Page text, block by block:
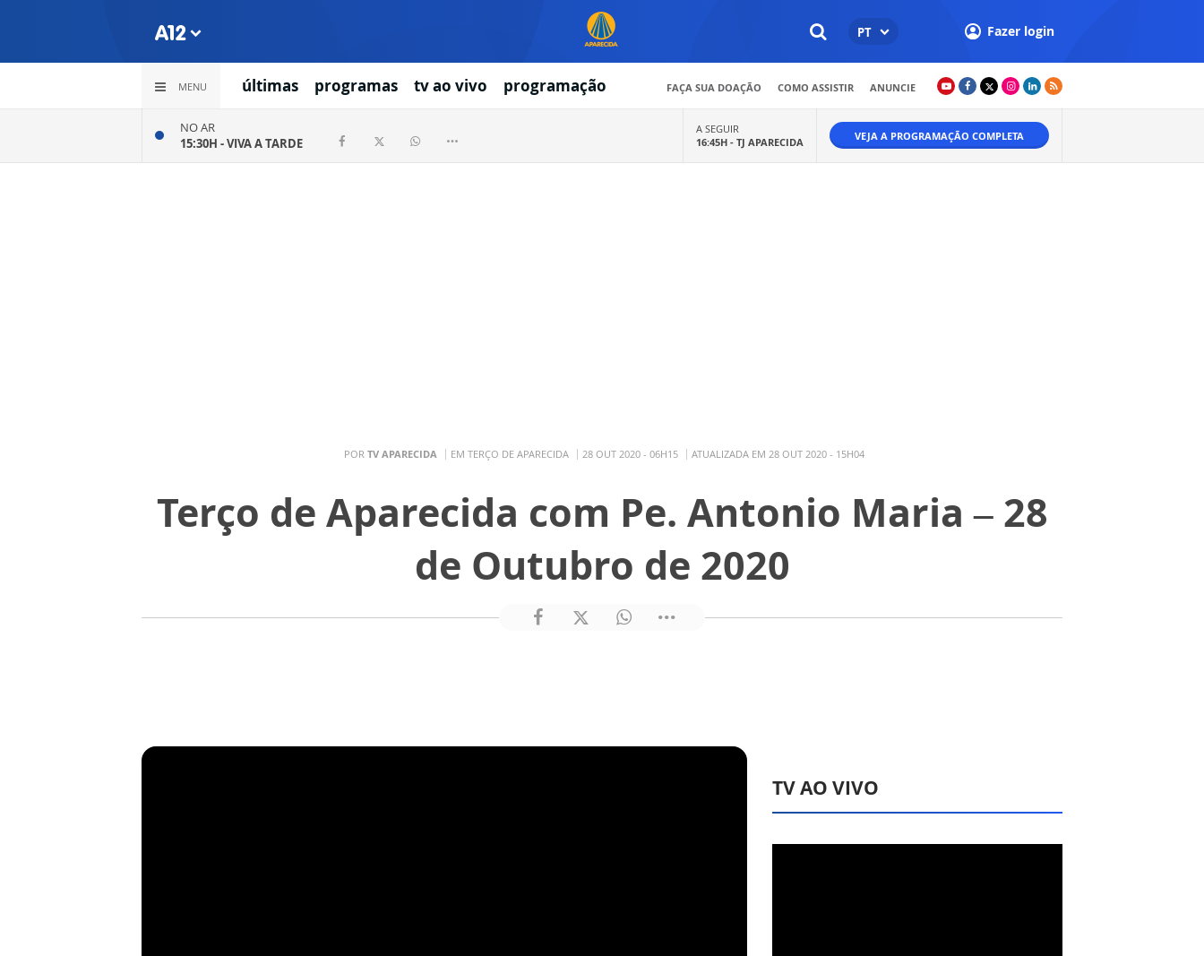
PT Fazer login
MENU últimas programas tv ao vivo programação FAÇA SUA DOAÇÃO COMO ASSISTIR ANUNCIE
NO AR
15:30H -VIVA A TARDE
A SEGUIR
16:45H - TJ APARECIDA VEJA A PROGRAMAÇÃO COMPLETA
POR TV APARECIDA EM TERÇO DE APARECIDA 28 OUT 2020 - 06H15 ATUALIZADA EM 28 OUT 2020 - 15H04
Terço de Aparecida com Pe. Antonio Maria – 28
de Outubro de 2020
TV AO VIVO